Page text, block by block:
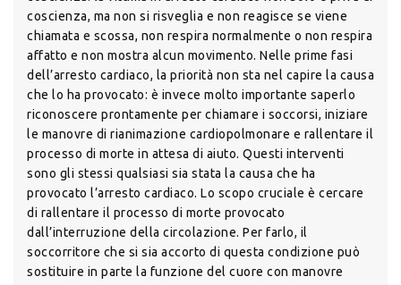
coscienza, ma non si risveglia e non reagisce se viene
chiamata e scossa, non respira normalmente o non respira
affatto e non mostra alcun movimento. Nelle prime fasi
dell’arresto cardiaco, la priorità non sta nel capire la causa
che lo ha provocato: è invece molto importante saperlo
riconoscere prontamente per chiamare i soccorsi, iniziare
le manovre di rianimazione cardiopolmonare e rallentare il
processo di morte in attesa di aiuto. Questi interventi
sono gli stessi qualsiasi sia stata la causa che ha
provocato l’arresto cardiaco. Lo scopo cruciale è cercare
di rallentare il processo di morte provocato
dall’interruzione della circolazione. Per farlo, il
soccorritore che si sia accorto di questa condizione può
sostituire in parte la funzione del cuore con manovre